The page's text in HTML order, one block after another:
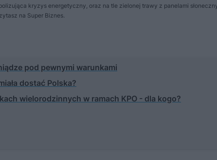
kryzys energetyczny, oraz na tle zielonej trawy z panelami
na Super Biznes.
pod pewnymi warunkami
dostać Polska?
wielorodzinnych w ramach KPO - dla kogo?